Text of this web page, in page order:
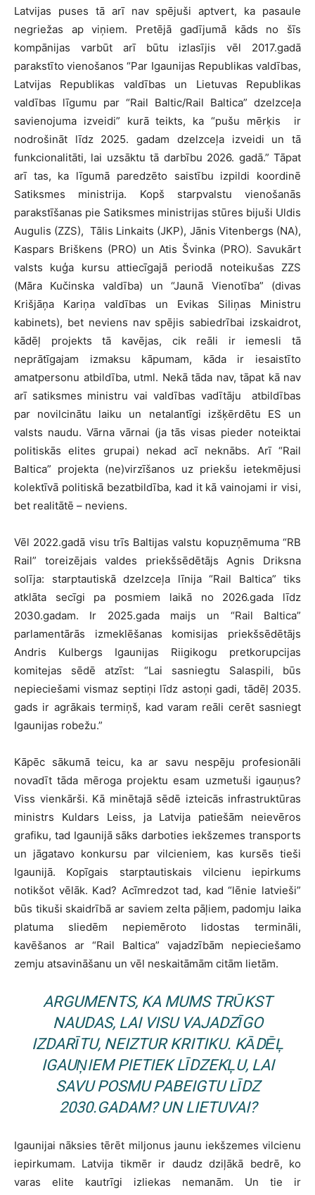
Latvijas puses tā arī nav spējuši aptvert, ka pasaule
negriežas ap viņiem. Pretējā gadījumā kāds no šīs
kompānijas varbūt arī būtu izlasījis vēl 2017.gadā
parakstīto vienošanos “Par Igaunijas Republikas valdības,
Latvijas Republikas valdības un Lietuvas Republikas
valdības līgumu par “Rail Baltic/Rail Baltica” dzelzceļa
savienojuma izveidi” kurā teikts, ka “pušu mērķis ir
nodrošināt līdz 2025. gadam dzelzceļa izveidi un tā
funkcionalitāti, lai uzsāktu tā darbību 2026. gadā.” Tāpat
arī tas, ka līgumā paredzēto saistību izpildi koordinē
Satiksmes ministrija. Kopš starpvalstu vienošanās
parakstīšanas pie Satiksmes ministrijas stūres bijuši Uldis
Augulis (ZZS), Tālis Linkaits (JKP), Jānis Vitenbergs (NA),
Kaspars Briškens (PRO) un Atis Švinka (PRO). Savukārt
valsts kuģa kursu attiecīgajā periodā noteikušas ZZS
(Māra Kučinska valdība) un “Jaunā Vienotība” (divas
Krišjāņa Kariņa valdības un Evikas Siliņas Ministru
kabinets), bet neviens nav spējis sabiedrībai izskaidrot,
kādēļ projekts tā kavējas, cik reāli ir iemesli tā
neprātīgajam izmaksu kāpumam, kāda ir iesaistīto
amatpersonu atbildība, utml. Nekā tāda nav, tāpat kā nav
arī satiksmes ministru vai valdības vadītāju atbildības
par novilcinātu laiku un netalantīgi izšķērdētu ES un
valsts naudu. Vārna vārnai (ja tās visas pieder noteiktai
politiskās elites grupai) nekad acī neknābs. Arī “Rail
Baltica” projekta (ne)virzīšanos uz priekšu ietekmējusi
kolektīvā politiskā bezatbildība, kad it kā vainojami ir visi,
bet realitātē – neviens.
Vēl 2022.gadā visu trīs Baltijas valstu kopuzņēmuma “RB
Rail” toreizējais valdes priekšsēdētājs Agnis Driksna
solīja: starptautiskā dzelzceļa līnija “Rail Baltica” tiks
atklāta secīgi pa posmiem laikā no 2026.gada līdz
2030.gadam. Ir 2025.gada maijs un “Rail Baltica”
parlamentārās izmeklēšanas komisijas priekšsēdētājs
Andris Kulbergs Igaunijas Riigikogu pretkorupcijas
komitejas sēdē atzīst: “Lai sasniegtu Salaspili, būs
nepieciešami vismaz septiņi līdz astoņi gadi, tādēļ 2035.
gads ir agrākais termiņš, kad varam reāli cerēt sasniegt
Igaunijas robežu.”
Kāpēc sākumā teicu, ka ar savu nespēju profesionāli
novadīt tāda mēroga projektu esam uzmetuši igauņus?
Viss vienkārši. Kā minētajā sēdē izteicās infrastruktūras
ministrs Kuldars Leiss, ja Latvija patiešām neievēros
grafiku, tad Igaunijā sāks darboties iekšzemes transports
un jāgatavo konkursu par vilcieniem, kas kursēs tieši
Igaunijā. Kopīgais starptautiskais vilcienu iepirkums
notikšot vēlāk. Kad? Acīmredzot tad, kad “lēnie latvieši”
būs tikuši skaidrībā ar saviem zelta pāļiem, padomju laika
platuma sliedēm nepiemēroto lidostas termināli,
kavēšanos ar “Rail Baltica” vajadzībām nepieciešamo
zemju atsavināšanu un vēl neskaitāmām citām lietām.
ARGUMENTS, KA MUMS TRŪKST
NAUDAS, LAI VISU VAJADZĪGO
IZDARĪTU, NEIZTUR KRITIKU. KĀDĒĻ
IGAUŅIEM PIETIEK LĪDZEKĻU, LAI
SAVU POSMU PABEIGTU LĪDZ
2030.GADAM? UN LIETUVAI?
Igaunijai nāksies tērēt miljonus jaunu iekšzemes vilcienu
iepirkumam. Latvija tikmēr ir daudz dziļākā bedrē, ko
varas elite kautrīgi izliekas nemanām. Un tie ir